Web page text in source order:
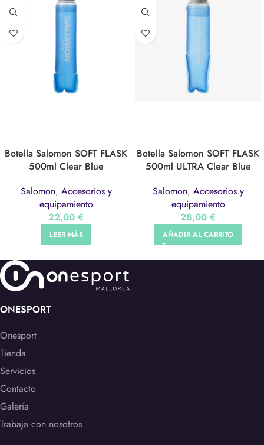
Botella Salomon SOFT FLASK
500ml Clear Blue
Salomon, Accesorios y
equipamiento
22,00 €
LEER MÁS
Botella Salomon SOFT FLASK
500ml ULTRA Clear Blue
Salomon, Accesorios y
equipamiento
28,00 €
AÑADIR AL CARRITO
ONESPORT
Onesport
Tienda
Servicios
Contacto
Galería
Trabaja con nosotros